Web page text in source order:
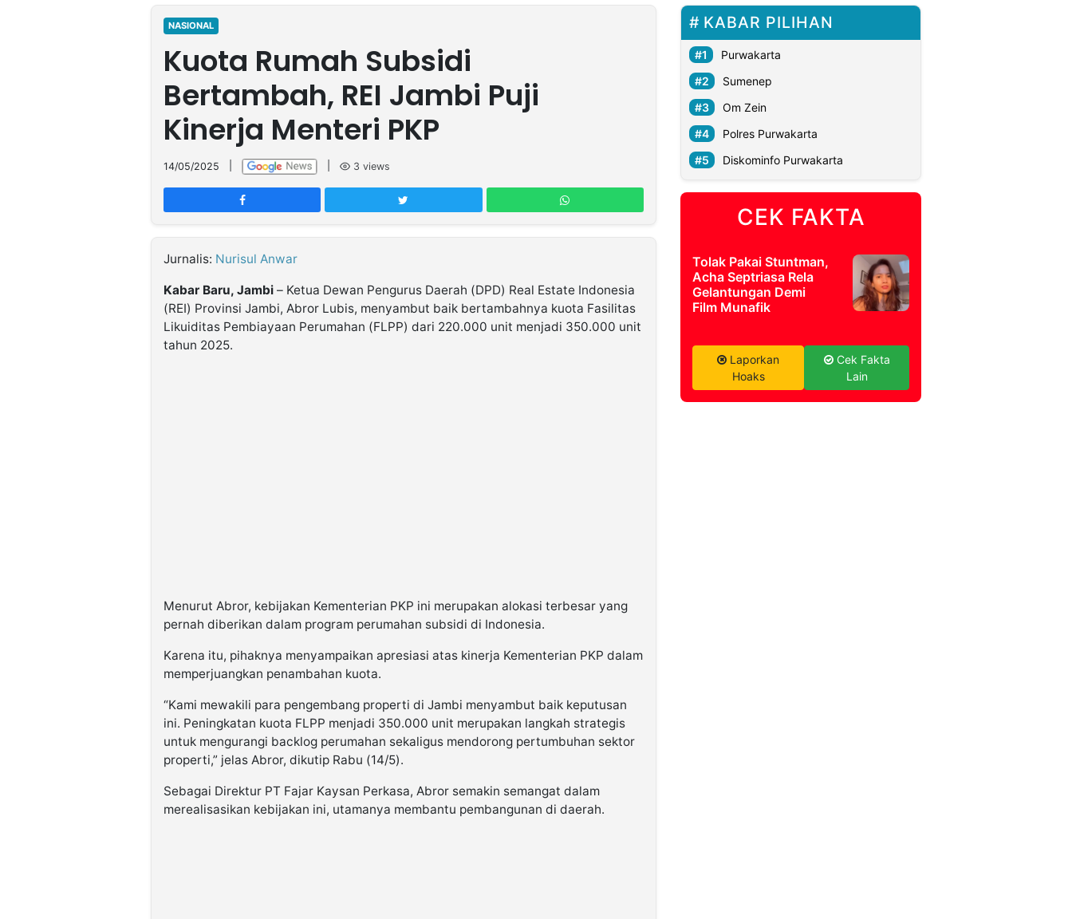
NASIONAL
Kuota Rumah Subsidi
Bertambah, REI Jambi Puji
Kinerja Menteri PKP
14/05/2025 3 views
Jurnalis: Nurisul Anwar
Kabar Baru, Jambi – Ketua Dewan Pengurus Daerah (DPD) Real Estate Indonesia
(REI) Provinsi Jambi, Abror Lubis, menyambut baik bertambahnya kuota Fasilitas
Likuiditas Pembiayaan Perumahan (FLPP) dari 220.000 unit menjadi 350.000 unit
tahun 2025.
Menurut Abror, kebijakan Kementerian PKP ini merupakan alokasi terbesar yang
pernah diberikan dalam program perumahan subsidi di Indonesia.
Karena itu, pihaknya menyampaikan apresiasi atas kinerja Kementerian PKP dalam
memperjuangkan penambahan kuota.
“Kami mewakili para pengembang properti di Jambi menyambut baik keputusan
ini. Peningkatan kuota FLPP menjadi 350.000 unit merupakan langkah strategis
untuk mengurangi backlog perumahan sekaligus mendorong pertumbuhan sektor
properti,” jelas Abror, dikutip Rabu (14/5).
Sebagai Direktur PT Fajar Kaysan Perkasa, Abror semakin semangat dalam
merealisasikan kebijakan ini, utamanya membantu pembangunan di daerah.
KABAR PILIHAN
Purwakarta
Sumenep
Om Zein
Polres Purwakarta
Diskominfo Purwakarta
CEK FAKTA
Tolak Pakai Stuntman,
Acha Septriasa Rela
Gelantungan Demi
Film Munafik
Laporkan
Hoaks
Cek Fakta
Lain